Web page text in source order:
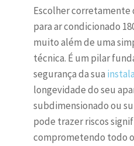
Escolher
para ar condicionado
muito além de uma
técnica. É um pilar
segurança da sua
longevidade do seu
subdimensionado ou
pode trazer riscos
comprometendo todo